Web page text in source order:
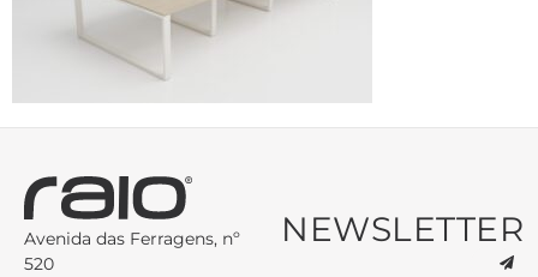
Avenida das Ferragens, nº
520
NEWSLETTER